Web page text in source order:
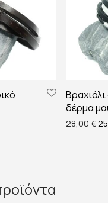
was: 28,00 €.
τρέχουσα τιμή είναι:
δέρμα
28,00€